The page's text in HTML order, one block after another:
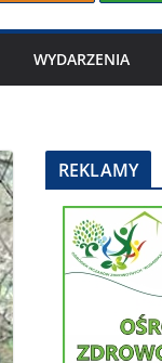
WYDARZENIA
REKLAMY